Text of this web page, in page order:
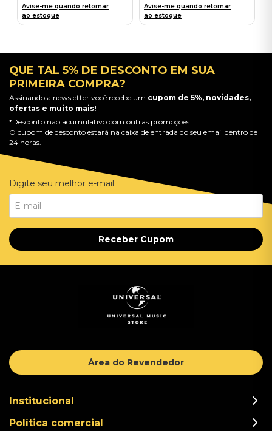
Avise-me quando retornar
ao estoque
Avise-me quando retornar
ao estoque
QUE TAL 5% DE DESCONTO EM SUA
PRIMEIRA COMPRA?
Assinando a newsletter você recebe um cupom de 5%, novidades,
ofertas e muito mais!
*Desconto não acumulativo com outras promoções.
O cupom de desconto estará na caixa de entrada do seu email dentro de
24 horas.
Digite seu melhor e-mail
Receber Cupom
Área do Revendedor
Institucional
Política comercial